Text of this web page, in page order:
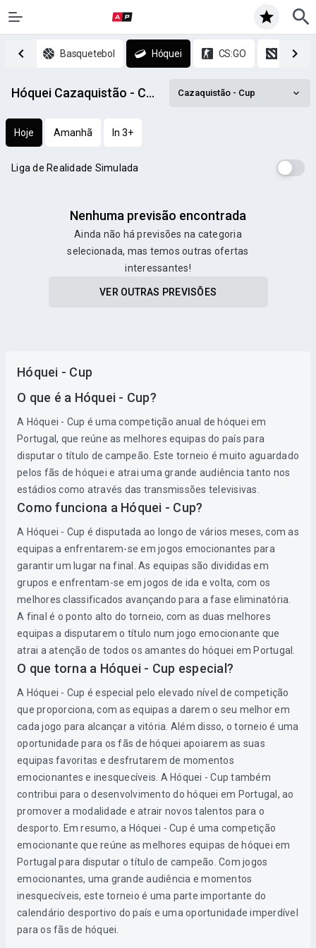
Ténis Basquetebol Hóquei CS:GO DOTA 2
Hóquei Cazaquistão - Cup prognósticos Cazaquistão - Cup
Hoje Amanhã In 3+
Liga de Realidade Simulada
Nenhuma previsão encontrada
Ainda não há previsões na categoria
selecionada, mas temos outras ofertas
interessantes!
VER OUTRAS PREVISÕES
Hóquei - Cup
O que é a Hóquei - Cup?
A Hóquei - Cup é uma competição anual de hóquei em
Portugal, que reúne as melhores equipas do país para
disputar o título de campeão. Este torneio é muito aguardado
pelos fãs de hóquei e atrai uma grande audiência tanto nos
estádios como através das transmissões televisivas.
Como funciona a Hóquei - Cup?
A Hóquei - Cup é disputada ao longo de vários meses, com as
equipas a enfrentarem-se em jogos emocionantes para
garantir um lugar na final. As equipas são divididas em
grupos e enfrentam-se em jogos de ida e volta, com os
melhores classificados avançando para a fase eliminatória.
A final é o ponto alto do torneio, com as duas melhores
equipas a disputarem o título num jogo emocionante que
atrai a atenção de todos os amantes do hóquei em Portugal.
O que torna a Hóquei - Cup especial?
A Hóquei - Cup é especial pelo elevado nível de competição
que proporciona, com as equipas a darem o seu melhor em
cada jogo para alcançar a vitória. Além disso, o torneio é uma
oportunidade para os fãs de hóquei apoiarem as suas
equipas favoritas e desfrutarem de momentos
emocionantes e inesquecíveis. A Hóquei - Cup também
contribui para o desenvolvimento do hóquei em Portugal, ao
promover a modalidade e atrair novos talentos para o
desporto. Em resumo, a Hóquei - Cup é uma competição
emocionante que reúne as melhores equipas de hóquei em
Portugal para disputar o título de campeão. Com jogos
emocionantes, uma grande audiência e momentos
inesquecíveis, este torneio é uma parte importante do
calendário desportivo do país e uma oportunidade imperdível
para os fãs de hóquei.